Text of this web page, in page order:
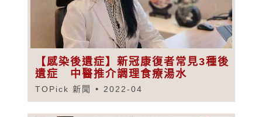
【感染後遺症】新冠康復者常見3種後
遺症 中醫推介調理食療湯水
TOPick 新聞 2022-04